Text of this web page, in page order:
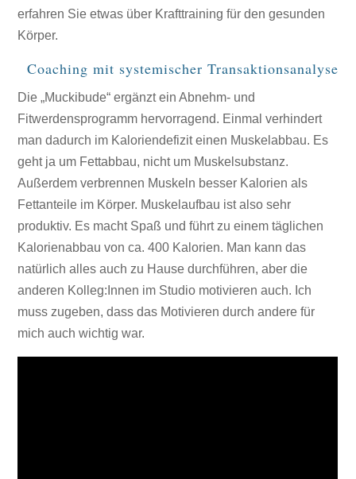
erfahren Sie etwas über Krafttraining für den gesunden
Körper.
Coaching mit systemischer Transaktionsanalyse
Die „Muckibude“ ergänzt ein Abnehm- und
Fitwerdensprogramm hervorragend. Einmal verhindert
man dadurch im Kaloriendefizit einen Muskelabbau. Es
geht ja um Fettabbau, nicht um Muskelsubstanz.
Außerdem verbrennen Muskeln besser Kalorien als
Fettanteile im Körper. Muskelaufbau ist also sehr
produktiv. Es macht Spaß und führt zu einem täglichen
Kalorienabbau von ca. 400 Kalorien. Man kann das
natürlich alles auch zu Hause durchführen, aber die
anderen Kolleg:Innen im Studio motivieren auch. Ich
muss zugeben, dass das Motivieren durch andere für
mich auch wichtig war.